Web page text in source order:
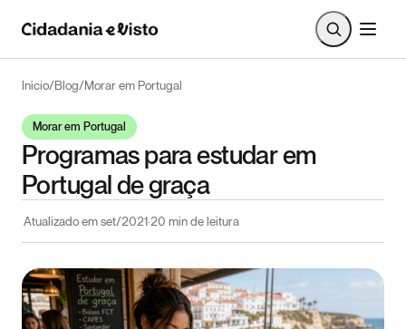
Início/Blog/Morar em Portugal
Morar em Portugal
Programas para estudar em
Portugal de graça
Atualizado emset/2021·20 min de leitura